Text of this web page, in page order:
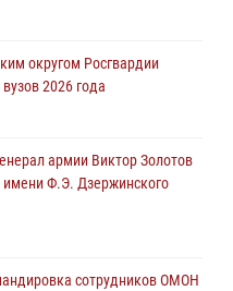
для прохождения службы
детских оздоровительных
округом Росгвардии
2026 года
армии Виктор Золотов
имени Ф.Э. Дзержинского
сотрудников ОМОН